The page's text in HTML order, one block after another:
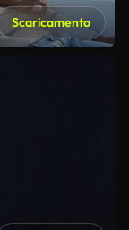
Scaricamento